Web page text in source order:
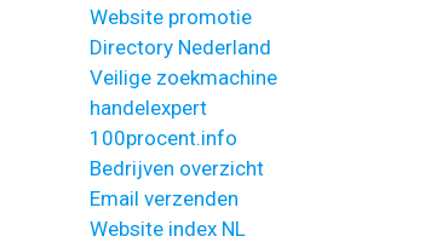
Website promotie
Directory Nederland
Veilige zoekmachine
handelexpert
100procent.info
Bedrijven overzicht
Email verzenden
Website index NL